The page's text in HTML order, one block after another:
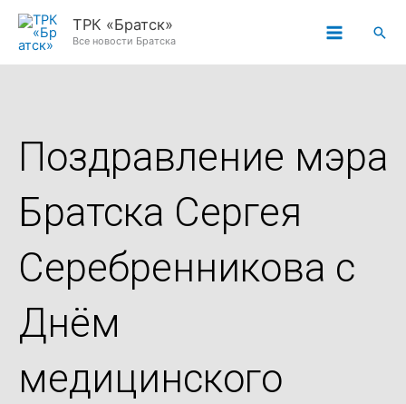
Перейти
ТРК «Братск»
Все новости Братска
Поздравление мэра
Братска Сергея
Серебренникова с
Днём
медицинского